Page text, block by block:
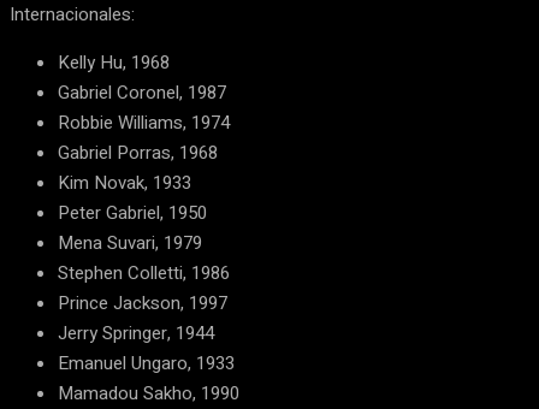
Internacionales:
Kelly Hu, 1968
Gabriel Coronel, 1987
Robbie Williams, 1974
Gabriel Porras, 1968
Kim Novak, 1933
Peter Gabriel, 1950
Mena Suvari, 1979
Stephen Colletti, 1986
Prince Jackson, 1997
Jerry Springer, 1944
Emanuel Ungaro, 1933
Mamadou Sakho, 1990